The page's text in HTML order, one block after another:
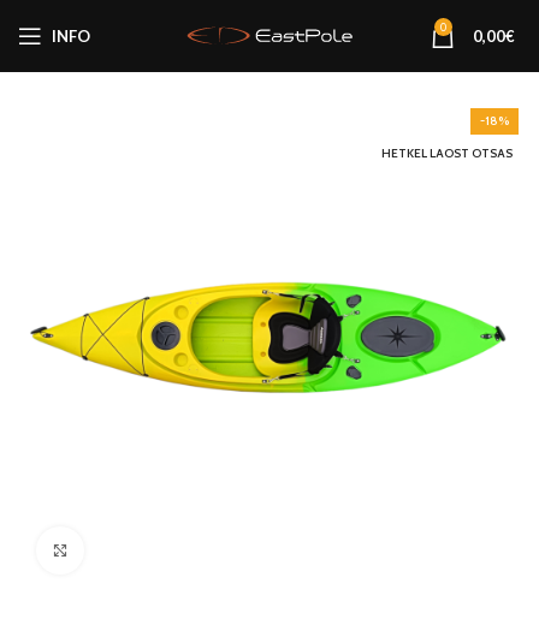
INFO 0 0,00€
-18%
HETKEL LAOST OTSAS